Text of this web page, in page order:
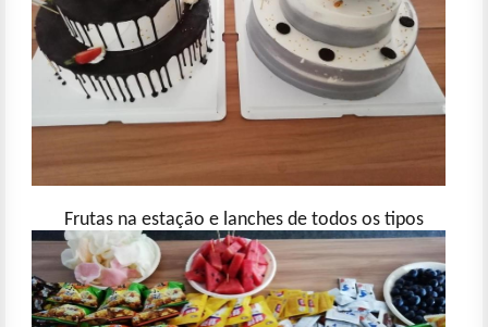
Frutas na estação e lanches de todos os tipos